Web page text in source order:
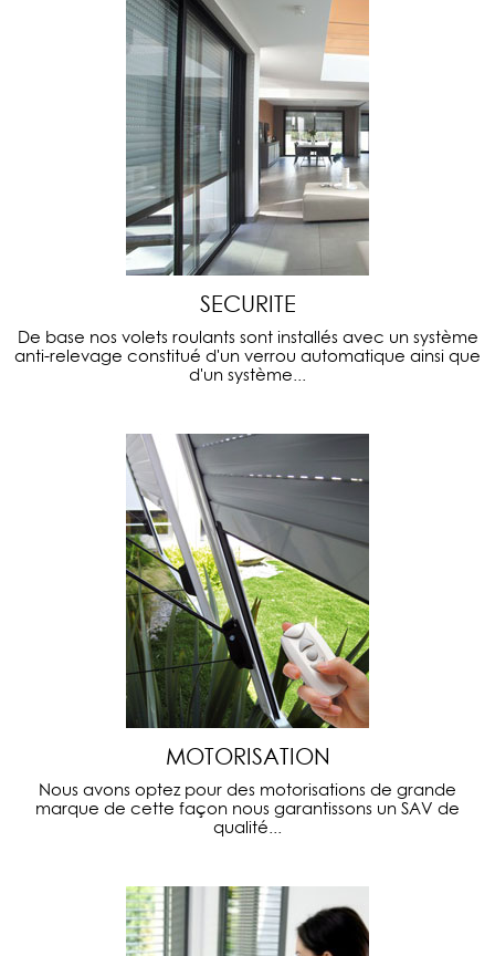
SECURITE
De base nos volets roulants sont installés avec un système
anti-relevage constitué d'un verrou automatique ainsi que
d'un système...
MOTORISATION
Nous avons optez pour des motorisations de grande
marque de cette façon nous garantissons un SAV de
qualité...